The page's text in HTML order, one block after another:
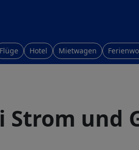
Flüge Hotel Mietwagen
und